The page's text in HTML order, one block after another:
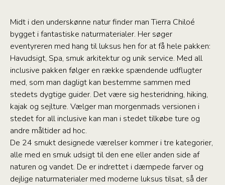
Midt i den underskønne natur finder man Tierra Chiloé
bygget i fantastiske naturmaterialer. Her søger
eventyreren med hang til luksus hen for at få hele pakken:
Havudsigt, Spa, smuk arkitektur og unik service. Med all
inclusive pakken følger en række spændende udflugter
med, som man dagligt kan bestemme sammen med
stedets dygtige guider. Det være sig hesteridning, hiking,
kajak og sejlture. Vælger man morgenmads versionen i
stedet for all inclusive kan man i stedet tilkøbe ture og
andre måltider ad hoc.
De 24 smukt designede værelser kommer i tre kategorier,
alle med en smuk udsigt til den ene eller anden side af
naturen og vandet. De er indrettet i dæmpede farver og
dejlige naturmaterialer med moderne luksus tilsat, så der